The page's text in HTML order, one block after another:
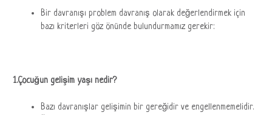
Bir davranışı problem davranış olarak değerlendirmek için
bazı kriterleri göz önünde bulundurmamız gerekir:
1.Çocuğun gelişim yaşı nedir?
Bazı davranışlar gelişimin bir gereğidir ve engellenmemelidir.